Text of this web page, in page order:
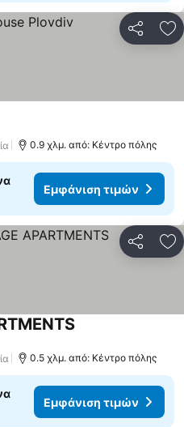
0.9 χλμ. από: Κέντρο πόλης
Εμφάνιση τιμών
0.5 χλμ. από: Κέντρο πόλης
Εμφάνιση τιμών